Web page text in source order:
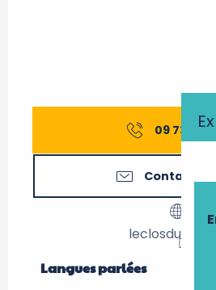
09 73 11
Contactez-
Langues parlées
Langues parlées